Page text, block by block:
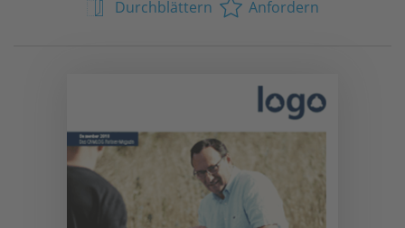
Durchblättern Anfordern